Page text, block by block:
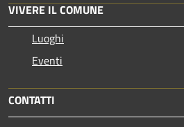
VIVERE IL COMUNE
Luoghi
Eventi
CONTATTI